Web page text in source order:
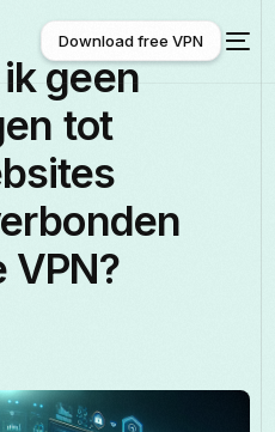
free VPN
Download free VPN
geen
tot
VPN?